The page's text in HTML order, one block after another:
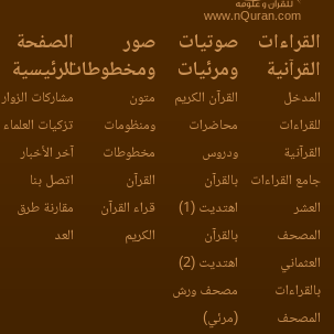
www.nQuran.com
القراءات
القرآنية
المدخل
للقراءات
القرآنية
جامع القراءات
العشر
المصحف
العثماني
بالقراءات
المصحف
صوتيات
ومرئيات
القرآن الكريم
محاضرات
ودروس
بالقرآن
اهتديت (1)
بالقرآن
اهتديت (2)
مصحف ورش
(مرئي)
صور
ومخطوطات
متون
ومنظومات
مخطوطات
القرآن
قراء القرآن
الكريم
الصفحة
الرئيسية
مشاركات الزوار
تزكيات العلماء
آخر الأخبار
اتصل بنا
مقارنة طرق
العد